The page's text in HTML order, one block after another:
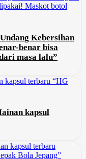
Kebersihan
benar bisa
masa lalu”
kapsul